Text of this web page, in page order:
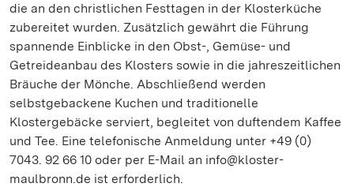
die an den christlichen Festtagen in der Klosterküche
zubereitet wurden. Zusätzlich gewährt die Führung
spannende Einblicke in den Obst-, Gemüse- und
Getreideanbau des Klosters sowie in die jahreszeitlichen
Bräuche der Mönche. Abschließend werden
selbstgebackene Kuchen und traditionelle
Klostergebäcke serviert, begleitet von duftendem Kaffee
und Tee. Eine telefonische Anmeldung unter +49 (0)
7043. 92 66 10 oder per E-Mail an info@kloster-
maulbronn.de ist erforderlich.